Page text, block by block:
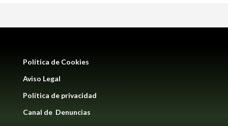
Política de Cookies
Aviso Legal
Política de privacidad
Canal de Denuncias